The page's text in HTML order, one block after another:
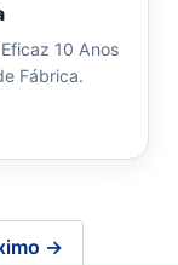
10 Anos
Fábrica.
→